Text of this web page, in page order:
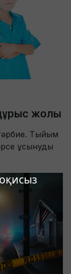
жолы
Тыйым
ұсынуды